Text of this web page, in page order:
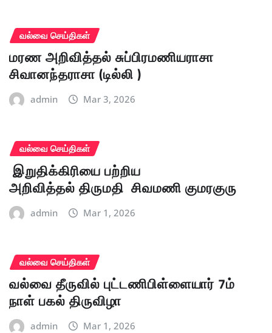
வல்வை செய்திகள்
மரண அறிவித்தல் சுப்பிரமணியராசா
சிவானந்தராசா (டில்லி )
admin Mar 3, 2026
வல்வை செய்திகள்
இறுதிக்கிரியை பற்றிய
அறிவித்தல் திருமதி சிவமணி குமரகுரு
admin Mar 1, 2026
வல்வை செய்திகள்
வல்வை தீருவில் புட்டணிபிள்ளையார் 7ம்
நாள் பகல் திருவிழா
admin Mar 1, 2026